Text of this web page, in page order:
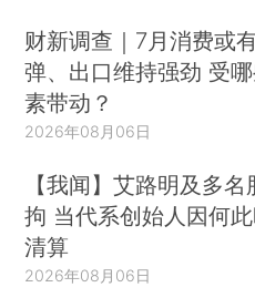
财新调查｜7月消费或
弹、出口维持强劲 受
素带动？
2026年08月06日
【我闻】艾路明及多名
拘 当代系创始人因何
清算
2026年08月06日